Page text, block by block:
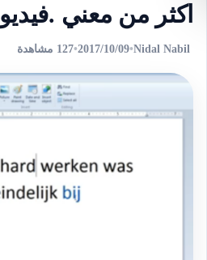
اكثر من معني .فيديو
Nidal Nabil
•
2017/10/09
•127 مشاهدة